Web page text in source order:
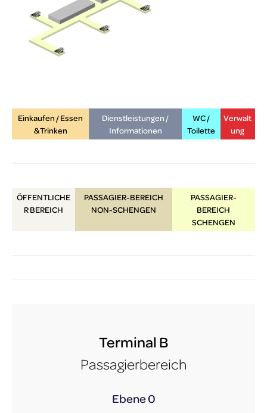
Einkaufen / Essen
& Trinken
Dienstleistungen /
Informationen
WC /
Toilette
Verwalt
ung
ÖFFENTLICHE
RBEREICH
PASSAGIER-BEREICH
NON-SCHENGEN
PASSAGIER-
BEREICH
SCHENGEN
Terminal B
Passagierbereich
Ebene 0